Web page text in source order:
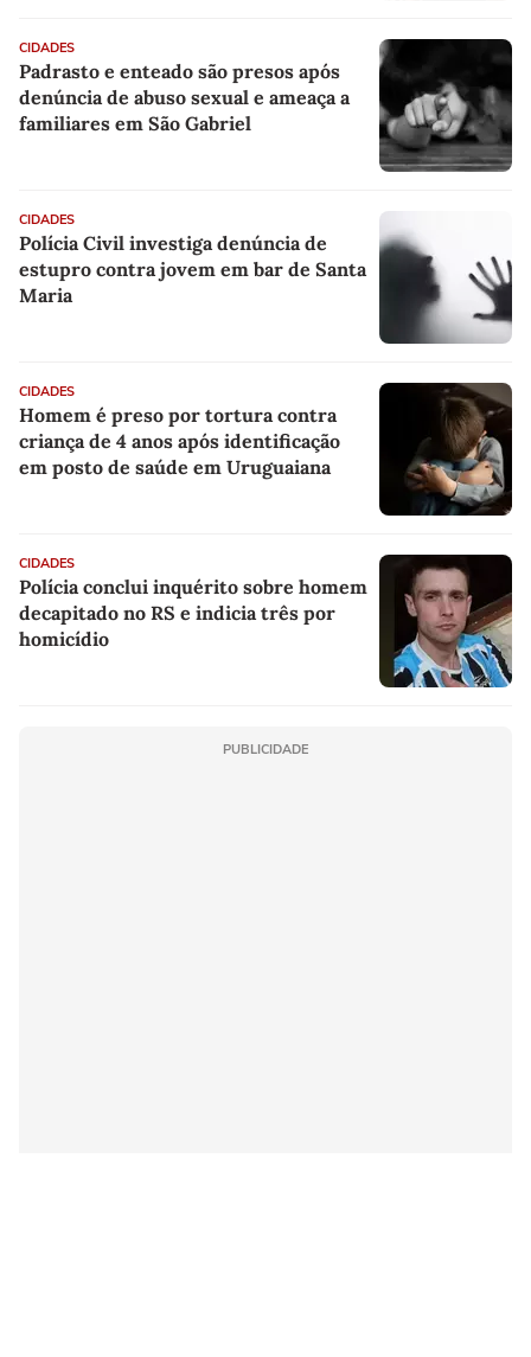
CIDADES
Padrasto e enteado são presos após
denúncia de abuso sexual e ameaça a
familiares em São Gabriel
CIDADES
Polícia Civil investiga denúncia de
estupro contra jovem em bar de Santa
Maria
CIDADES
Homem é preso por tortura contra
criança de 4 anos após identificação
em posto de saúde em Uruguaiana
CIDADES
Polícia conclui inquérito sobre homem
decapitado no RS e indicia três por
homicídio
PUBLICIDADE